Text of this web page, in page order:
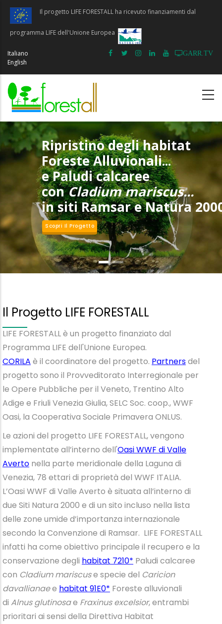
Salta
contenuto
principale
Il progetto LIFE FORESTALL ha ricevuto finanziamenti dal
programma LIFE dell'Unione Europea
GARR.TV
Italiano
English
Ripristino degli habitat
Foreste Alluvionali...
e Paludi calcaree
conCladium mariscus...
in siti Ramsar e Natura
Scopri Il Progetto
Il Progetto LIFE FORESTALL
LIFE FORESTALL è un progetto finanziato dal
Programma LIFE dell'Unione Europea.
CORILA è il coordinatore del progetto. Partnersdel
progetto sono il Provveditorato Interregionale per
le Opere Pubbliche per il Veneto, Trentino Alto
Adige e Friuli Venezia Giulia, SELC Soc. coop., WWF
Oasi, la Cooperativa Sociale Primavera ONLUS.
Le azioni del progetto LIFE FORESTALL, vengono
implementate all’interno dell'Oasi WWF di Valle
Averto nella parte meridionale della Laguna di
Venezia, 78 ettari di proprietà del WWF ITALIA.
L’Oasi WWF di Valle Averto è situata all’interno di
due Siti Natura 2000 e di un sito incluso nella lista
delle zone umide d’importanza internazionale
secondo la Convenzione di Ramsar. LIFE FORESTALL
infatti ha come obiettivo principale il recupero e la
conservazione degli habitat 7210* Paludi calcaree
con Cladium mariscuse specie del Caricion
davallianaee habitat 91E0* Foreste alluvionali
di Alnus glutinosae Fraxinus excelsior, entrambi
prioritari ai sensi della Direttiva Habitat